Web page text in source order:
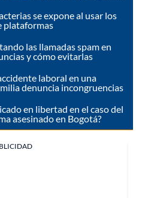
se expone al usar los
plataformas
las llamadas spam en
y cómo evitarlas
laboral en una
denuncia incongruencias
en libertad en el caso del
asesinado en Bogotá?